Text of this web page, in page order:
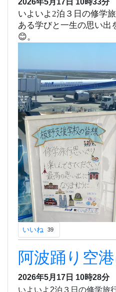
2026年5月17日 10時33分
いよいよ2泊３日の修学
ある学びと一生の思い出
😊。
いいね 39
阿波踊り空
2026年5月17日 10時28分
いよいよ2泊３日の修学旅